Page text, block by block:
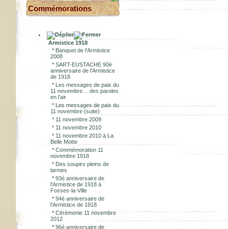
Commémorations
Armistice 1918
* Banquet de l'Armistice
2008
* SART-EUSTACHE 90è
anniversaire de l'Armistice
de 1918
* Les messages de paix du
11 novembre… des paroles
en l’air
* Les messages de paix du
11 novembre (suite)
* 11 novembre 2009
* 11 novembre 2010
* 11 novembre 2010 à La
Belle Motte
* Commémoration 11
novembre 1918
* Des soupirs pleins de
larmes
* 93è anniversaire de
l'Armistice de 1918 à
Fosses-la-Ville
* 94è anniversaire de
l'Armistice de 1918
* Cérémonie 11 novembre
2012
* 96è anniversaire de